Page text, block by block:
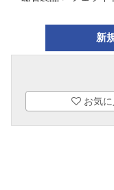
新
お気